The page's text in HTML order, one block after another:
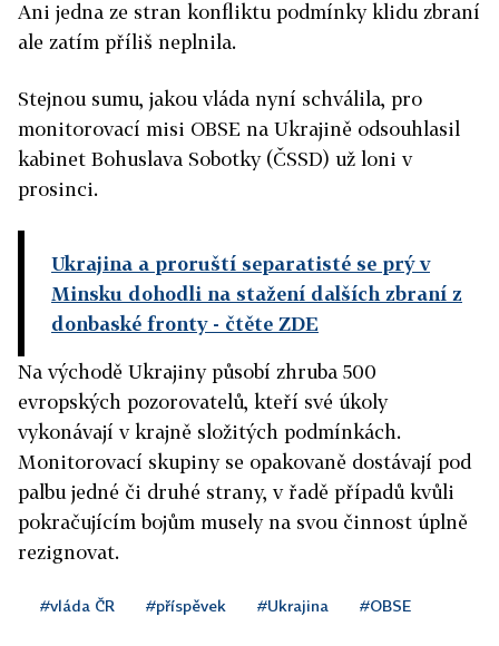
Ani jedna ze stran konfliktu podmínky klidu zbraní
ale zatím příliš neplnila.
Stejnou sumu, jakou vláda nyní schválila, pro
monitorovací misi OBSE na Ukrajině odsouhlasil
kabinet Bohuslava Sobotky (ČSSD) už loni v
prosinci.
Ukrajina a proruští separatisté se prý v
Minsku dohodli na stažení dalších zbraní z
donbaské fronty- čtěte ZDE
Na východě Ukrajiny působí zhruba 500
evropských pozorovatelů, kteří své úkoly
vykonávají v krajně složitých podmínkách.
Monitorovací skupiny se opakovaně dostávají pod
palbu jedné či druhé strany, v řadě případů kvůli
pokračujícím bojům musely na svou činnost úplně
rezignovat.
#vláda ČR #příspěvek #Ukrajina #OBSE